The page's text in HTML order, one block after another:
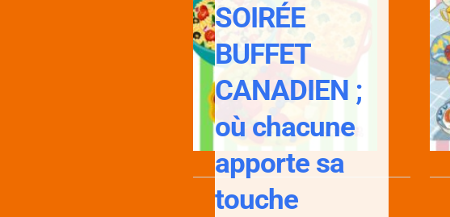
SOIRÉE
BUFFET
CANADIEN ;
où chacune
apporte sa
touche